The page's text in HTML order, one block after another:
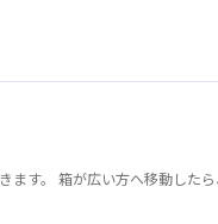
す。 箱が広い方へ移動した